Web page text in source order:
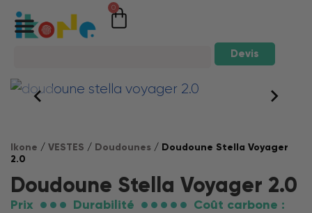
0
Devis
Ikone / VESTES / Doudounes / Doudoune Stella Voyager
2.0
Doudoune Stella Voyager 2.0
Prix Durabilité
Coût carbone :